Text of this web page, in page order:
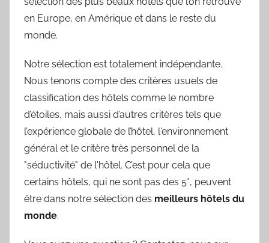
en Europe, en Amérique et dans le reste du
monde.
Notre sélection est totalement indépendante.
Nous tenons compte des critères usuels de
classification des hôtels comme le nombre
d’étoiles, mais aussi d’autres critères tels que
l’expérience globale de l’hôtel, l'environnement
général et le critère très personnel de la
"séductivité" de l'hôtel. C’est pour cela que
certains hôtels, qui ne sont pas des 5*, peuvent
être dans notre sélection des meilleurs hôtels du
monde.